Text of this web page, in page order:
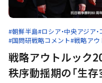
#朝鮮半島#ロシア・中央アジア
#国問研戦略コメント#戦略ア
戦略アウトルッ
秩序動揺期の「生